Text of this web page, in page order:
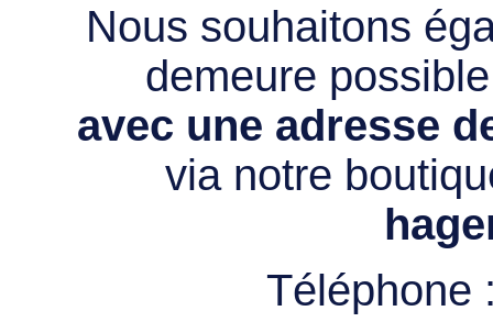
Nous souhaitons
demeure
avec une adresse
via notre
Téléphone